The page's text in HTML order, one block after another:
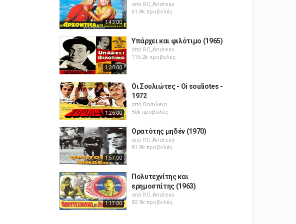
1:43:00
από RC_Andreas
61.8k προβολές
1:30:00
Υπάρχει και φιλότιμο (1965)
από RC_Andreas
115.2k προβολές
1:26:00
Οι Σουλιώτες - Oi souliotes -
1972
από Βασιλεία
50k προβολές
1:57:00
Ορατότης μηδέν (1970)
από RC_Andreas
81.8k προβολές
1:17:00
Πολυτεχνίτης και
ερημοσπίτης (1963)
από RC_Andreas
82.9k προβολές